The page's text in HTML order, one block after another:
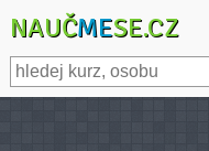
NAUČMESE.CZ